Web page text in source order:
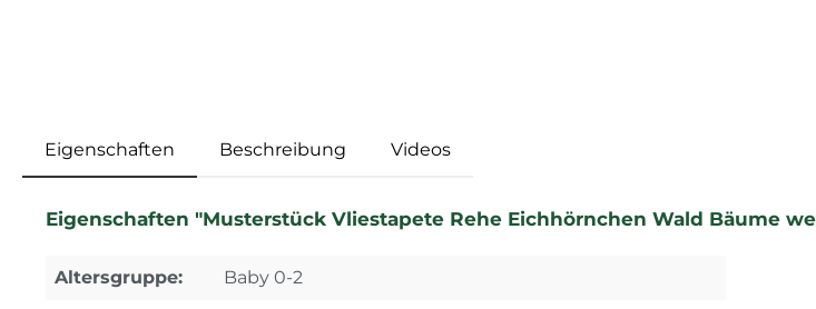
Eigenschaften Beschreibung Videos
Eigenschaften "Musterstück Vliestapete Rehe Eichhörnchen Wald Bäume
Altersgruppe: Baby 0-2